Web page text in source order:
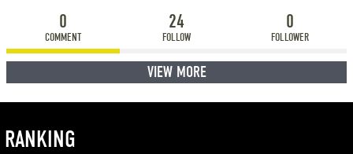
0
COMMENT
24
FOLLOW
0
FOLLOWER
VIEW MORE
RANKING